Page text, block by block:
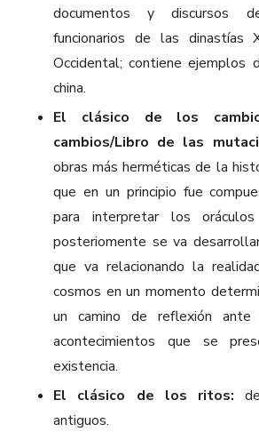
documentos y discursos
funcionarios de las dinastías
Occidental; contiene ejemplos
china.
El clásico de los
cambios/Libro de las
obras más herméticas de la
que en un principio fue
para interpretar los oráculos
posteriomente se va
que va relacionando la
cosmos en un momento
un camino de reflexión
acontecimientos que se
existencia.
El clásico de los ritos:
antiguos.